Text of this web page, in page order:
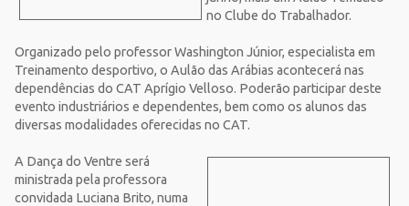
no Clube do Trabalhador.
Organizado pelo professor Washington Júnior, especialista em
Treinamento desportivo, o Aulão das Arábias acontecerá nas
dependências do CAT Aprígio Velloso. Poderão participar deste
evento industriários e dependentes, bem como os alunos das
diversas modalidades oferecidas no CAT.
A Dança do Ventre será
ministrada pela professora
convidada Luciana Brito, numa